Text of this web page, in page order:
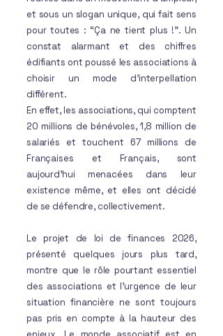
et sous un slogan unique, qui fait sens
pour toutes : “Ça ne tient plus !”. Un
constat alarmant et des chiffres
édifiants ont poussé les associations à
choisir un mode d’interpellation
différent.
En effet, les associations, qui comptent
20 millions de bénévoles, 1,8 million de
salariés et touchent 67 millions de
Françaises et Français, sont
aujourd’hui menacées dans leur
existence même, et elles ont décidé
de se défendre, collectivement.
Le projet de loi de finances 2026,
présenté quelques jours plus tard,
montre que le rôle pourtant essentiel
des associations et l’urgence de leur
situation financière ne sont toujours
pas pris en compte à la hauteur des